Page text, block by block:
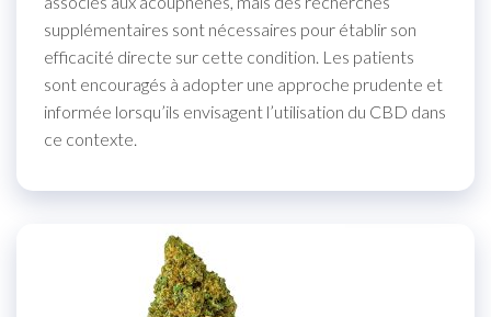
supplémentaires sont nécessaires pour établir son
efficacité directe sur cette condition. Les patients
sont encouragés à adopter une approche prudente et
informée lorsqu’ils envisagent l’utilisation du CBD dans
ce contexte.